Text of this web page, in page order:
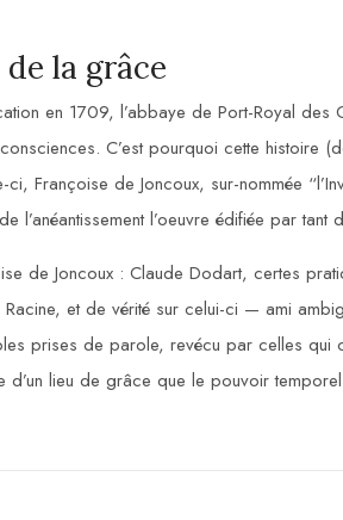
la grâce
en 1709, l’abbaye de Port-Royal
C’est pourquoi cette histoire
Françoise de Joncoux, sur-nommée
l’anéantissement l’oeuvre édifiée par
de Joncoux : Claude Dodart, certes
Racine, et de vérité sur celui-ci — ami
prises de parole, revécu par celles
d’un lieu de grâce que le pouvoir